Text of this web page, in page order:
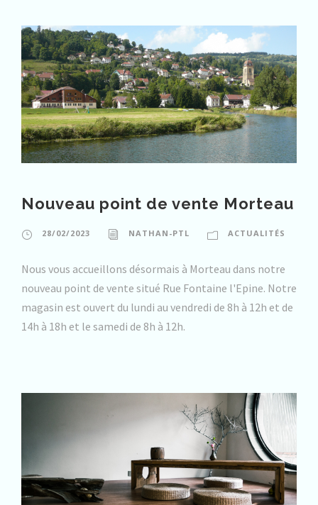
Nouveau point de vente Morteau
28/02/2023 NATHAN-PTL ACTUALITÉS
Nous vous accueillons désormais à Morteau dans notre
nouveau point de vente situé Rue Fontaine l'Epine. Notre
magasin est ouvert du lundi au vendredi de 8h à 12h et de
14h à 18h et le samedi de 8h à 12h.